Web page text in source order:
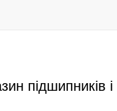
підшипників